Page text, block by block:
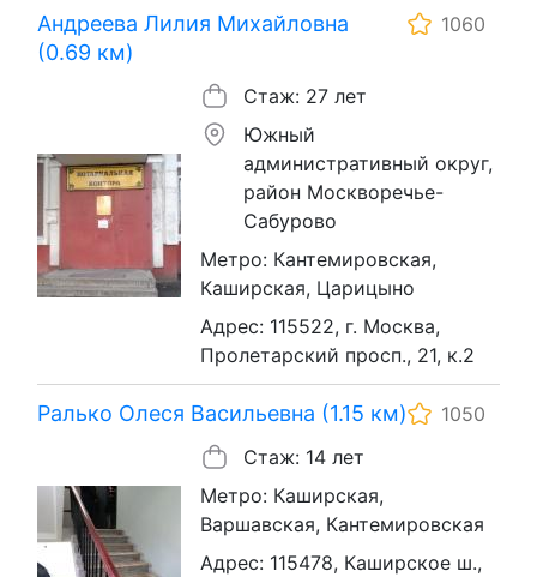
Андреева Лилия Михайловна
(0.69 км)
1060
Стаж: 27 лет
Южный
административный округ,
район Москворечье-
Сабурово
Метро: Кантемировская,
Каширская, Царицыно
Адрес: 115522, г. Москва,
Пролетарский просп., 21, к.2
Ралько Олеся Васильевна (1.15 км)
1050
Стаж: 14 лет
Метро: Каширская,
Варшавская, Кантемировская
Адрес: 115478, Каширское ш.,